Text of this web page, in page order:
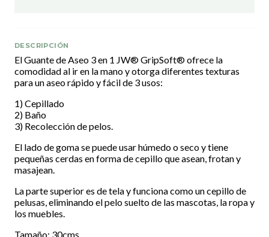
DESCRIPCIÓN
El Guante de Aseo 3 en 1 JW® GripSoft® ofrece la
comodidad al ir en la mano y otorga diferentes texturas
para un aseo rápido y fácil de 3 usos:
1) Cepillado
2) Baño
3) Recolección de pelos.
El lado de goma se puede usar húmedo o seco y tiene
pequeñas cerdas en forma de cepillo que asean, frotan y
masajean.
La parte superior es de tela y funciona como un cepillo de
pelusas, eliminando el pelo suelto de las mascotas, la ropa y
los muebles.
Tamaño: 30cms